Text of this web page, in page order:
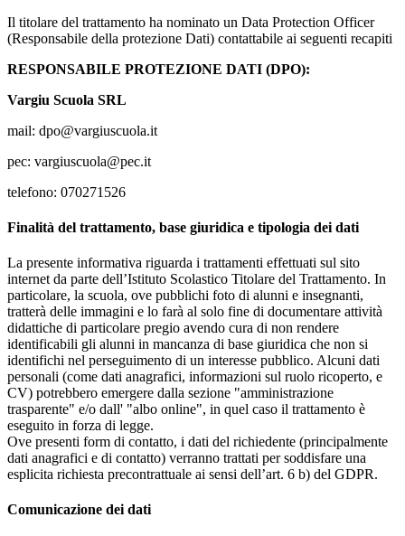
Il titolare del trattamento ha nominato un Data Protection Officer
(Responsabile della protezione Dati) contattabile ai seguenti recapiti
RESPONSABILE PROTEZIONE DATI (DPO):
Vargiu Scuola SRL
mail: dpo@vargiuscuola.it
pec: vargiuscuola@pec.it
telefono: 070271526
Finalità del trattamento, base giuridica e tipologia dei dati
La presente informativa riguarda i trattamenti effettuati sul sito
internet da parte dell’Istituto Scolastico Titolare del Trattamento. In
particolare, la scuola, ove pubblichi foto di alunni e insegnanti,
tratterà delle immagini e lo farà al solo fine di documentare attività
didattiche di particolare pregio avendo cura di non rendere
identificabili gli alunni in mancanza di base giuridica che non si
identifichi nel perseguimento di un interesse pubblico. Alcuni dati
personali (come dati anagrafici, informazioni sul ruolo ricoperto, e
CV) potrebbero emergere dalla sezione "amministrazione
trasparente" e/o dall' "albo online", in quel caso il trattamento è
eseguito in forza di legge.
Ove presenti form di contatto, i dati del richiedente (principalmente
dati anagrafici e di contatto) verranno trattati per soddisfare una
esplicita richiesta precontrattuale ai sensi dell’art. 6 b) del GDPR.
Comunicazione dei dati